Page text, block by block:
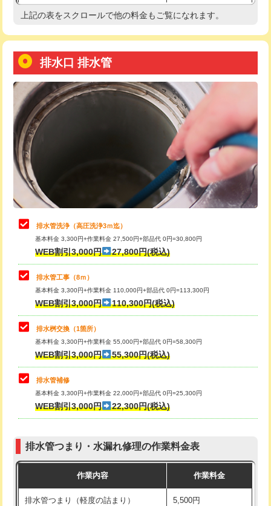
用/3ｍまで)
用（追加）/3ｍ超え)
給水管工事※（ライニング鋼管・銅
管・ポリ管・HT管使用/3ｍまで)
44,000円
給水管工事※（ライニング鋼管・銅
管・ポリ管・HT管使用/3ｍ超え)
+8,800円
排水管工事（土の掘削・埋め戻し作
業）
11,000円~
排水管工事（排水管工事/3ｍまで） 55,000円
排水管工事（追加 排水管工事/3ｍ超
え）
マス交換（土の掘削・埋め戻し作業）
マス交換（深さ50㎝未満）
マス交換（深さ50㎝以上） 66,000円
コンクリート斫り（厚さ10㎝まで）
コンクリート斫り（厚さ10㎝超え）
モルタル補修（厚さ10㎝まで）
モルタル補修（厚さ10㎝超え）
追加人工 16,500円
現場見積
高度高圧洗浄換 現地調査
トーラー機使用/3mまで
追加トーラー機使用/3m超え +3,300円
カメラ調査 33,000円
桝清掃 8,800円
止水・漏水調査・防水処理・清掃・修
理・調整・分解・加工など（軽作業）
11,000円
止水・漏水調査・防水処理・清掃・修
理・調整・分解・加工など（中作業）
22,000円
止水・漏水調査・防水処理・清掃・修
理・調整・分解・加工など（重作業）
33,000円
その他部品の脱着
交換・取付（タンク） 22,000円+材料費
交換・取付(単水栓（壁付・デッキ
式）)
交換・取付(混合水栓（壁付・デッキ
式・ワンホール）)
16,500円+材料費
交換・取付(排水栓・排水トラップ
交換・取付（その他部品） 11,000円+材料費
持込商品取付（単水栓） 13,200円
持込商品取付（混合水栓） 16,500円
上記の表をスクロールで他の料金もご覧になれます。
排水口 排水管
排水管洗浄（高圧洗浄3ｍ迄）
基本料金 3,300円+作業料金 27,500円+部品代 0円=30,800円
WEB割引3,000円 27,800円(税込)
排水管工事（8ｍ）
基本料金 3,300円+作業料金 110,000円+部品代 0円=113,300円
WEB割引3,000円 110,300円(税込)
排水桝交換（1箇所）
基本料金 3,300円+作業料金 55,000円+部品代 0円=58,300円
WEB割引3,000円 55,300円(税込)
排水管補修
基本料金 3,300円+作業料金 22,000円+部品代 0円=25,300円
WEB割引3,000円 22,300円(税込)
排水管つまり・水漏れ修理の作業料金表
作業内容 作業料金
排水管つまり（軽度の詰まり） 5,500円